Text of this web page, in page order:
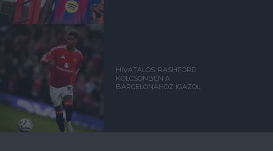
HIVATALOS: RASHFORD
KÖLCSÖNBEN A
BARCELONAHOZ IGAZOL